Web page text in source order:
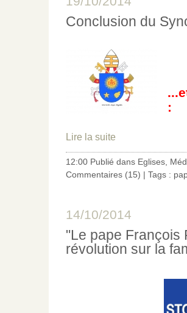
Conclusion du
:
Lire la suite
12:00 Publié dans Eglises
Commentaires (15) | Tags :
14/10/2014
"Le pape François
révolution sur la